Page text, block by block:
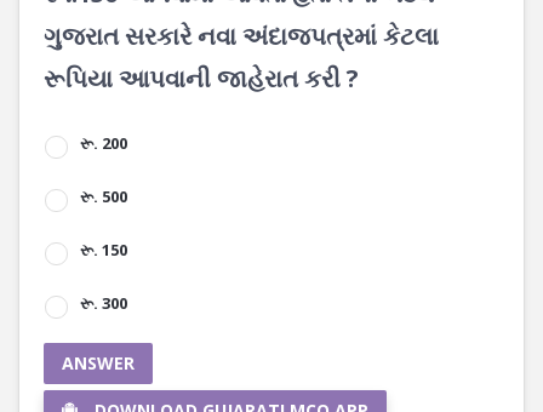
ગુજરાત સરકારે નવા અંદાજપત્રમાં કેટલા
રૂપિયા આપવાની જાહેરાત કરી ?
રૂ. 200
રૂ. 500
રૂ. 150
રૂ. 300
ANSWER